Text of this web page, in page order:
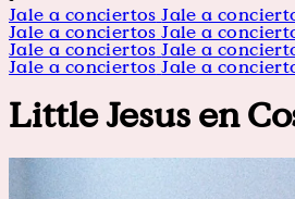
Jale a conciertos Jale a
Jale a conciertos Jale a
Jale a conciertos Jale a
Jale a conciertos Jale a
Little Jesus en